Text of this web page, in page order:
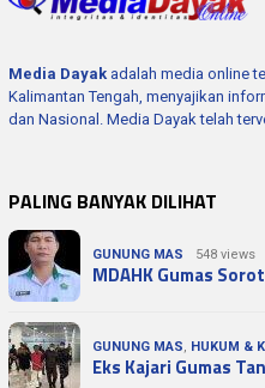
Media Dayak adalah media online
Kalimantan Tengah, menyajikan
dan Nasional. Media Dayak telah
PALING BANYAK DILIHAT
GUNUNG MAS 548 views
MDAHK Gumas
GUNUNG MAS, HUKUM &
Eks Kajari Gumas